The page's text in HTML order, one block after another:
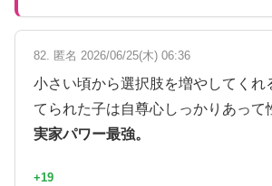
82. 匿名 2026/06/25(木) 06:36
小さい頃から選択肢を増やしてくれ
てられた子は自尊心しっかりあって
実家パワー最強。
+19